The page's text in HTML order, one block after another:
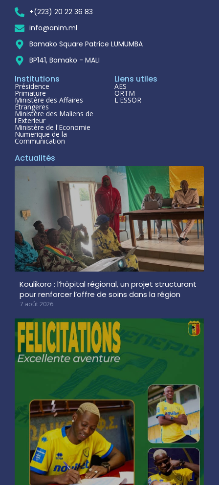
+(223) 20 22 36 83
info@anim.ml
Bamako Square Patrice LUMUMBA
BP141, Bamako - MALI
Institutions
Présidence
Primature
Ministère des Affaires
Étrangeres
Ministère des Maliens de
l'Exterieur
Ministère de l'Economie
Numerique de la
Communication
Liens utiles
AES
ORTM
L'ESSOR
Actualités
Koulikoro : l’hôpital régional, un projet structurant
pour renforcer l’offre de soins dans la région
7 août 2026